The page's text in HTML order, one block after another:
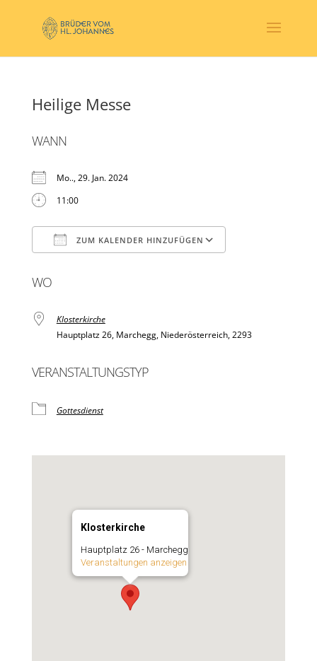
Heilige Messe
WANN
Mo.., 29. Jan. 2024
11:00
ZUM KALENDER HINZUFÜGEN
WO
Klosterkirche
Hauptplatz 26, Marchegg, Niederösterreich, 2293
VERANSTALTUNGSTYP
Gottesdienst
Klosterkirche
Hauptplatz 26 - Marchegg
Veranstaltungen anzeigen